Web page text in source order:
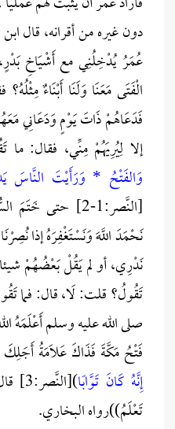
دون غيره من أقرانه، قال
عُمَرُ يُدْخِلُنِي مع أَشْيَاخِ
الْفَتَى مَعَنَا وَلَنَا أَبْنَاءٌ
فَدَعَاهُمْ ذَاتَ يَوْمٍ وَدَعَانِي
إلا لِيُرِيَهُمْ مِنِّي، فقال: ما
وَالفَتْحُ * وَرَأَيْتَ النَّاسَ
[النَّصر:1-2] حتى
نَحْمَدَ اللَّهَ وَنَسْتَغْفِرَهُ إذا
نَدْرِي، أو لم يَقُلْ بَعْضُهُمْ
تَقُولُ؟ قلت: لَا، قال: فما
صلى الله عليه وسلم أَعْلَمَهُ
فَتْحُ مَكَّةَ فَذَاكَ عَلَامَةُ
إِنَّهُ كَانَ تَوَّابًا
تَعْلَمُ))رواه البخاري.